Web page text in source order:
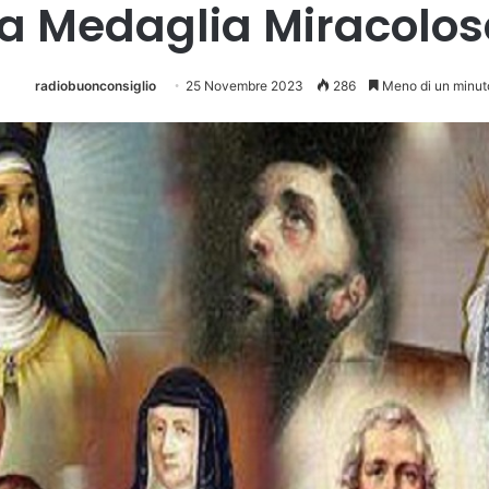
Medaglia
radiobuonconsiglio 25 Novembre 2023 286 Meno di un